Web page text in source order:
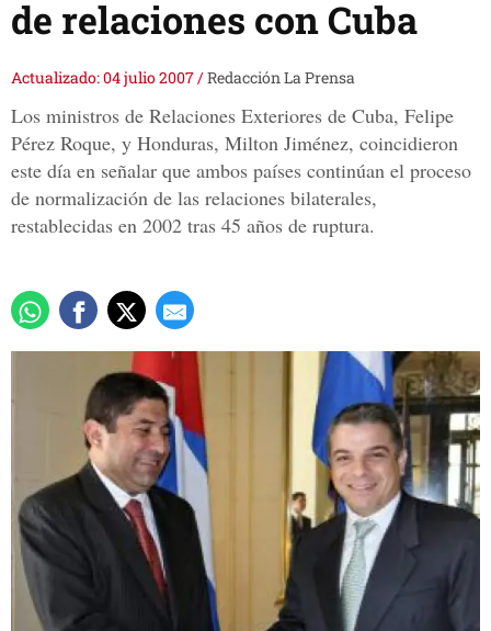
de relaciones con Cuba
Actualizado: 04 julio 2007/Redacción La Prensa
Los ministros de Relaciones Exteriores de Cuba, Felipe
Pérez Roque, y Honduras, Milton Jiménez, coincidieron
este día en señalar que ambos países continúan el proceso
de normalización de las relaciones bilaterales,
restablecidas en 2002 tras 45 años de ruptura.